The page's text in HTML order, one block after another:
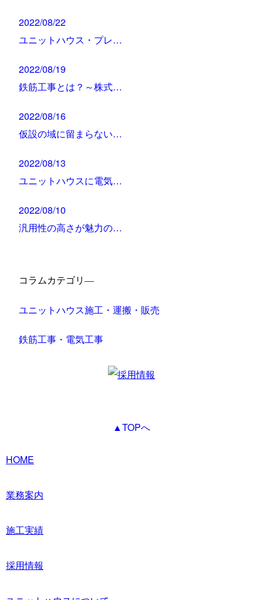
2022/08/22
ユニットハウス・プレ…
2022/08/19
鉄筋工事とは？～株式…
2022/08/16
仮設の域に留まらない…
2022/08/13
ユニットハウスに電気…
2022/08/10
汎用性の高さが魅力の…
コラムカテゴリ―
ユニットハウス施工・運搬・販売
鉄筋工事・電気工事
▲TOPへ
HOME
業務案内
施工実績
採用情報